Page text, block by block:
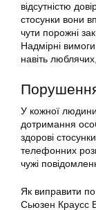
відсутністю
стосунки вони
чути порожні
Надмірні
навіть
У кожної
дотримання
здорові
телефонних
чужі
Як виправити
Сьюзен Краусс